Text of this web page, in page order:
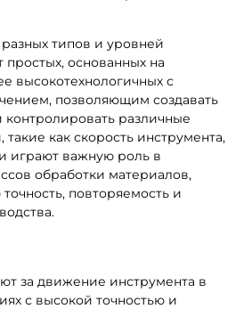
типов и уровней
простых, основанных на
высокотехнологичных с
позволяющим создавать
различные
как скорость инструмента,
играют важную роль в
обработки материалов,
повторяемость и
за движение инструмента в
с высокой точностью и